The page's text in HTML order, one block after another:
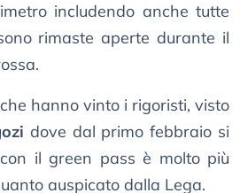
includendo anche tutte
rimaste aperte durante il
hanno vinto i rigoristi, visto
dove dal primo febbraio si
il green pass è molto più
auspicato dalla Lega.